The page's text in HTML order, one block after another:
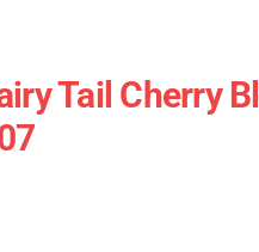
Tail Cherry